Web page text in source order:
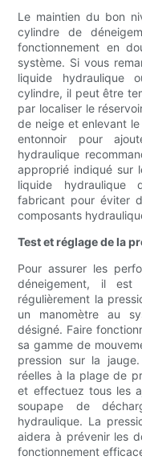
Le maintien du bon
cylindre de
fonctionnement en
système. Si vous
liquide hydraulique
cylindre, il peut être
par localiser le
de neige et enlevant
entonnoir pour
hydraulique
approprié indiqué sur
liquide hydraulique
fabricant pour éviter
composants
Test et réglage de la
Pour assurer les
déneigement, il
régulièrement la
un manomètre au
désigné. Faire
sa gamme de
pression sur la
réelles à la plage de
et effectuez tous les
soupape de
hydraulique. La
aidera à prévenir les
fonctionnement